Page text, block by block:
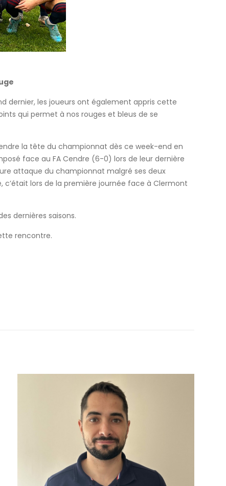
dernier, les joueurs ont également appris cette
qui permet à nos rouges et bleus de se
la tête du championnat dès ce week-end en
face au FA Cendre (6-0) lors de leur dernière
attaque du championnat malgré ses deux
c’était lors de la première journée face à Clermont
dernières saisons.
rencontre.